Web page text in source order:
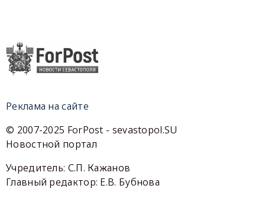
Реклама на сайте
© 2007-2025 ForPost - sevastopol.SU
Новостной портал
Учредитель: С.П. Кажанов
Главный редактор: Е.В. Бубнова